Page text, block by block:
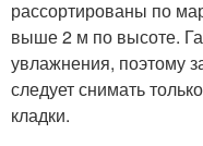
рассортированы по
выше 2 м по высоте.
увлажнения, поэтому
следует снимать
кладки.